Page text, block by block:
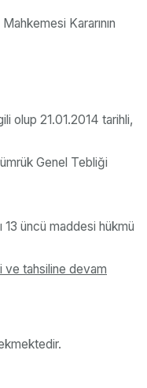
Kararının
olup 21.01.2014 tarihli,
Genel Tebliği
13 üncü maddesi hükmü
ve tahsiline devam